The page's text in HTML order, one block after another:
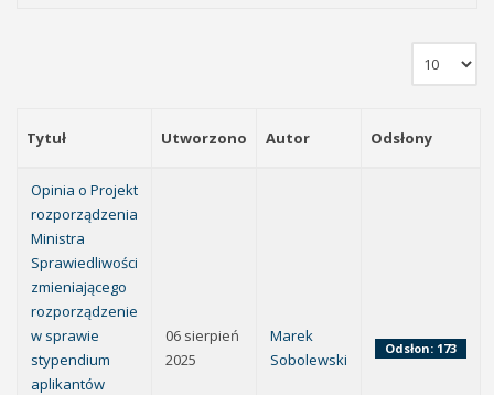
Tytuł Utworzono Autor Odsłony
Opinia o Projekt
rozporządzenia
Ministra
Sprawiedliwości
zmieniającego
rozporządzenie
w sprawie
stypendium
aplikantów
06 sierpień
2025
Marek
Sobolewski
Odsłon: 173